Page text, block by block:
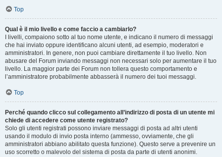
Top
Qual è il mio livello e come faccio a cambiarlo?
I livelli, compaiono sotto al tuo nome utente, e indicano il numero di messaggi
che hai inviato oppure identificano alcuni utenti, ad esempio, moderatori e
amministratori. In genere, non puoi cambiare direttamente il tuo livello. Non
abusare del Forum inviando messaggi non necessari solo per aumentare il tuo
livello. La maggior parte dei Forum non tollera questo comportamento e
l’amministratore probabilmente abbasserà il numero dei tuoi messaggi.
Top
Perché quando clicco sul collegamento all’indirizzo di posta di un utente mi
chiede di accedere come utente registrato?
Solo gli utenti registrati possono inviare messaggi di posta ad altri utenti
usando il modulo di invio posta interno (ammesso, ovviamente, che gli
amministratori abbiano abilitato questa funzione). Questo serve a prevenire un
uso scorretto o malevolo del sistema di posta da parte di utenti anonimi.